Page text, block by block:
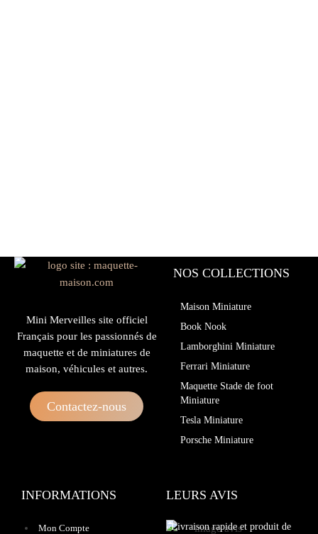
Mini Merveilles site officiel
Français pour les passionnés de
maquette et de miniatures de
maison, véhicules et autres.
Contactez-nous
NOS COLLECTIONS
Maison Miniature
Book Nook
Lamborghini Miniature
Ferrari Miniature
Maquette Stade de foot
Miniature
Tesla Miniature
Porsche Miniature
INFORMATIONS
Mon Compte
LEURS AVIS
«Livraison rapide et produit de